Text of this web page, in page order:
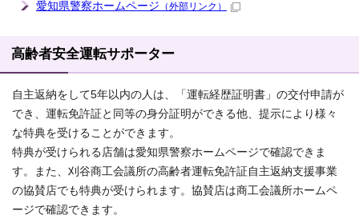
愛知県警察ホームページ （外部リンク）
高齢者安全運転サポーター
自主返納をして5年以内の人は、「運転経歴証明書」の交付申請が
でき、運転免許証と同等の身分証明ができる他、提示により様々
な特典を受けることができます。
特典が受けられる店舗は愛知県警察ホームページで確認できま
す。また、刈谷商工会議所の高齢者運転免許証自主返納支援事業
の協賛店でも特典が受けられます。協賛店は商工会議所ホームペ
ージで確認できます。